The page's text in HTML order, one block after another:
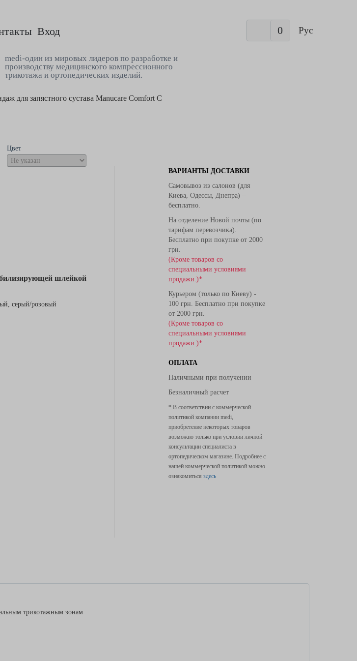
Вход 0 Рус
medi-один из мировых лидеров по разработке и
производству медицинского компрессионного
трикотажа и ортопедических изделий.
для запястного сустава Manucare Comfort C
Цвет
шлейкой
серый/розовый
ВАРИАНТЫ ДОСТАВКИ
Самовывоз из салонов (для
Киева, Одессы, Днепра) –
бесплатно.
На отделение Новой почты (по
тарифам перевозчика).
Бесплатно при покупке от 2000
грн.
(Кроме товаров со
специальными условиями
продажи.)*
Курьером (только по Киеву) -
100 грн. Бесплатно при покупке
от 2000 грн.
(Кроме товаров со
специальными условиями
продажи.)*
ОПЛАТА
Наличными при получении
Безналичный расчет
* В соответствии с коммерческой
политикой компании medi,
приобретение некоторых товаров
возможно только при условии личной
консультации специалиста в
ортопедическом магазине. Подробнее с
нашей коммерческой политикой можно
ознакомиться здесь
трикотажным зонам